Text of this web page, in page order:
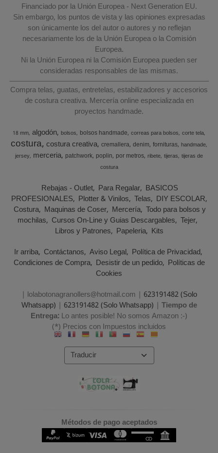
Financiado por la Unión Europea - Next Generation EU.
Sin embargo, los puntos de vista y las opiniones expresadas
son únicamente los del autor o autores y no reflejan
necesariamente los de la Unión Europea o la Comisión
Europea.
Ni la Unión Europea ni la Comisión Europea pueden ser
consideradas responsables de las mismas.
Compra telas, guatas, entretelas, estabilizadores y accesorios
de costura creativa. Mercería online especializada en
proyectos handmade.
18 mm algodón bolsos bolsos handmade correas para bolsos corte tela
costura costura creativa cremallera denim fornituras handmade
jersey merceria patchwork poplin por metros ribete tijeras tijeras de
costura
Rebajas - Outlet Para Regalar BASICOS
PROFESIONALES Plotter & Vinilos Telas DIY ESCOLAR
Costura Maquinas de Coser Mercería Todo para bolsos y
mochilas Cursos On-Line y Guias Descargables Tejer
Libros y Patrones Papeleria Kits
Ir arriba Contáctanos Aviso Legal Política de Privacidad
Condiciones de Compra Desistir de un pedido Políticas de
Cookies
| lolabotonagranollers@hotmail.com | 623191482 (Solo
Whatsapp) | 623191482 (Solo Whatsapp) | Tiempo de
Entrega:Lo antes posible! No somos Amazon :-)
(*) Precios con Impuestos incluidos
Métodos de pago aceptados